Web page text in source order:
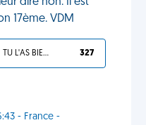
17ème. VDM
TU L'AS BIEN MÉRITÉ 327
- France -